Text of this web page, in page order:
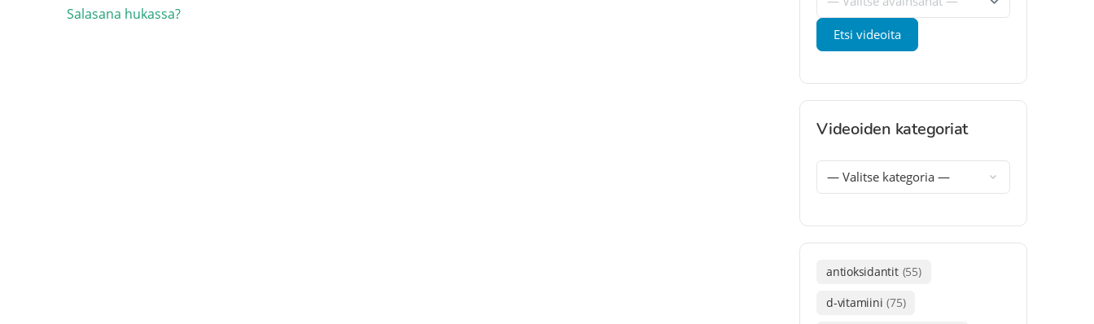
Salasana hukassa?
Videoiden kategoriat
antioksidantit (55)
d-vitamiini (75)